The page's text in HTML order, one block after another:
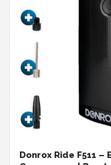
Donrox Ride F511